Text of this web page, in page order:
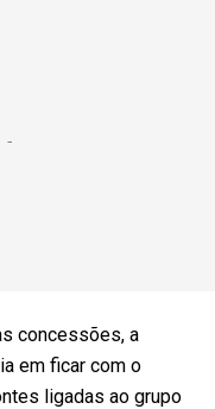
concessões, a
em ficar com o
ligadas ao grupo